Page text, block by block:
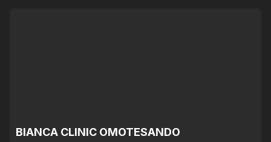
BIANCA CLINIC OMOTESANDO